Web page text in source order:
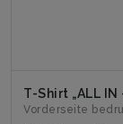
T-Shirt „ALL
Vorderseite